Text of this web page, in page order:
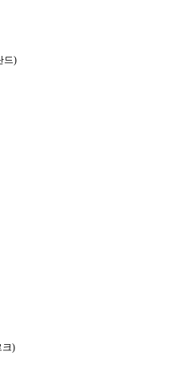
드)
크)